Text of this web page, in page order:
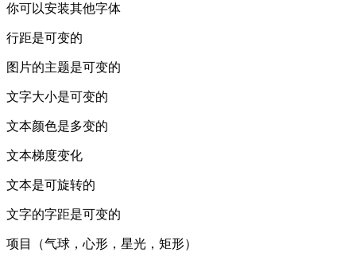
你可以安装其他字体
行距是可变的
图片的主题是可变的
文字大小是可变的
文本颜色是多变的
文本梯度变化
文本是可旋转的
文字的字距是可变的
项目（气球，心形，星光，矩形）